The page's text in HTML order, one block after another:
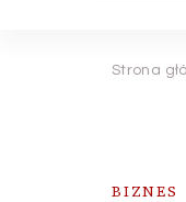
Strona
BIZNES